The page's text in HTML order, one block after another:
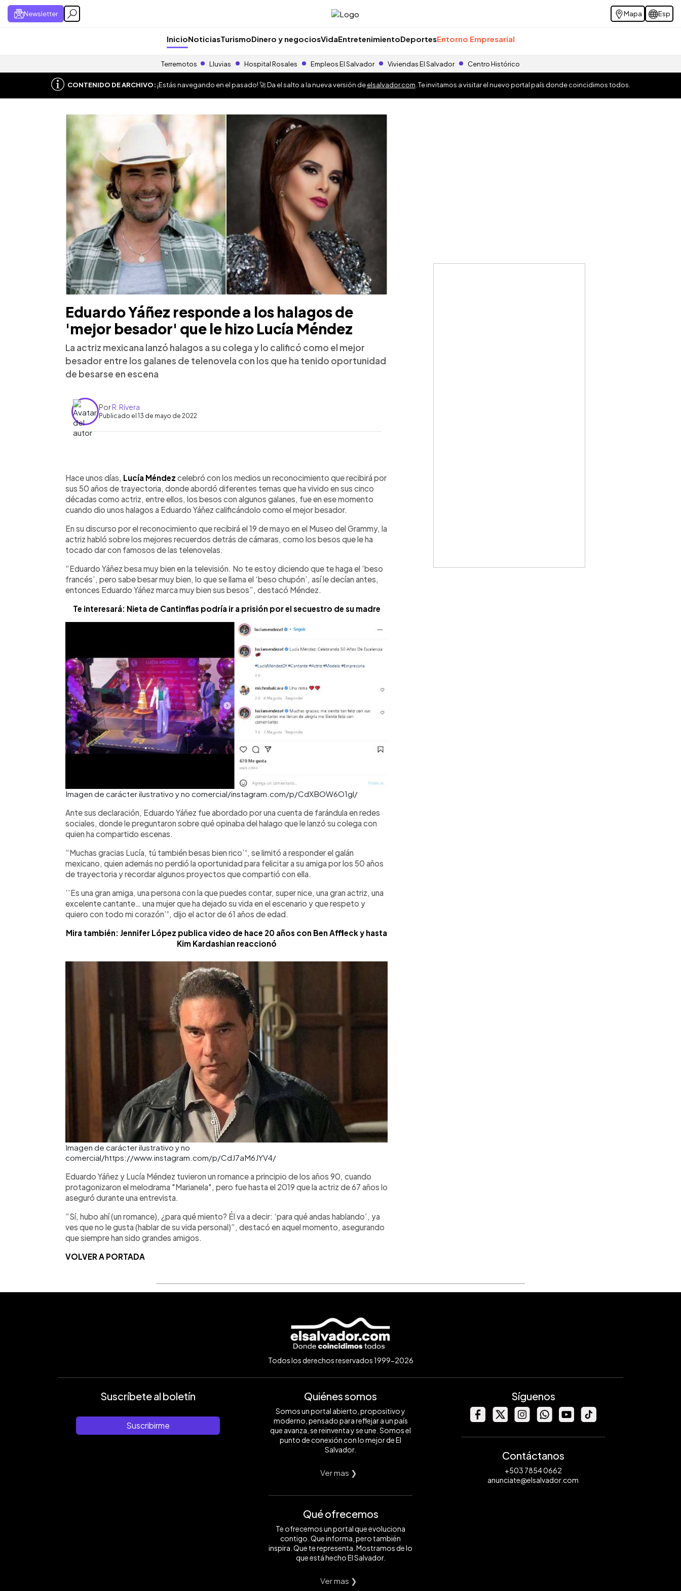
Newsletter Mapa Esp
InicioNoticiasTurismoDinero y negociosVidaEntretenimientoDeportesEntorno Empresarial
Terremotos Lluvias Hospital Rosales Empleos El Salvador Viviendas El Salvador Centro Histórico
CONTENIDO DE ARCHIVO:¡Estás navegando en el pasado! 🚀 Da el salto a la nueva versión deelsalvador.com . Te invitamos a visitar el nuevo portal país donde coincidimos todos.
Eduardo Yáñez responde a los halagos de
'mejor besador' que le hizo Lucía Méndez
La actriz mexicana lanzó halagos a su colega y lo calificó como el mejor
besador entre los galanes de telenovela con los que ha tenido oportunidad
de besarse en escena
PorR. Rivera
Publicado el 13 de mayo de 2022
Escuchar artículo
Hace unos días, Lucía Méndez celebró con los medios un reconocimiento que recibirá por
sus 50 años de trayectoria, donde abordó diferentes temas que ha vivido en sus cinco
décadas como actriz, entre ellos, los besos con algunos galanes, fue en ese momento
cuando dio unos halagos a Eduardo Yáñez calificándolo como el mejor besador.
En su discurso por el reconocimiento que recibirá el 19 de mayo en el Museo del Grammy, la
actriz habló sobre los mejores recuerdos detrás de cámaras, como los besos que le ha
tocado dar con famosos de las telenovelas.
“Eduardo Yáñez besa muy bien en la televisión. No te estoy diciendo que te haga el ‘beso
francés’, pero sabe besar muy bien, lo que se llama el ‘beso chupón’, así le decían antes,
entonces Eduardo Yáñez marca muy bien sus besos”, destacó Méndez.
Te interesará: Nieta de Cantinflas podría ir a prisión por el secuestro de su madre
Imagen de carácter ilustrativo y no comercial/instagram.com/p/CdXBOW6O1gl/
Ante sus declaración, Eduardo Yáñez fue abordado por una cuenta de farándula en redes
sociales, donde le preguntaron sobre qué opinaba del halago que le lanzó su colega con
quien ha compartido escenas.
“Muchas gracias Lucía, tú también besas bien rico’', se limitó a responder el galán
mexicano, quien además no perdió la oportunidad para felicitar a su amiga por los 50 años
de trayectoria y recordar algunos proyectos que compartió con ella.
‘’Es una gran amiga, una persona con la que puedes contar, super nice, una gran actriz, una
excelente cantante… una mujer que ha dejado su vida en el escenario y que respeto y
quiero con todo mi corazón’', dijo el actor de 61 años de edad.
Mira también: Jennifer López publica video de hace 20 años con Ben Affleck y hasta
Kim Kardashian reaccionó
Imagen de carácter ilustrativo y no
comercial/https://www.instagram.com/p/CdJ7aM6JYV4/
Eduardo Yáñez y Lucía Méndez tuvieron un romance a principio de los años 90, cuando
protagonizaron el melodrama "Marianela", pero fue hasta el 2019 que la actriz de 67 años lo
aseguró durante una entrevista.
“Sí, hubo ahí (un romance), ¿para qué miento? Él va a decir: ‘para qué andas hablando’, ya
ves que no le gusta (hablar de su vida personal)”, destacó en aquel momento, asegurando
que siempre han sido grandes amigos.
VOLVER A PORTADA
Todos los derechos reservados 1999-2026
Suscríbete al boletín
Suscribirme
Quiénes somos
Somos un portal abierto, propositivo y
moderno, pensado para reflejar a un país
que avanza, se reinventa y se une. Somos el
punto de conexión con lo mejor de El
Salvador.
Ver mas ❯
Qué ofrecemos
Te ofrecemos un portal que evoluciona
contigo. Que informa, pero también
inspira. Que te representa. Mostramos de lo
que está hecho El Salvador.
Ver mas ❯
Síguenos
Contáctanos
+503 7854 0662
anunciate@elsalvador.com